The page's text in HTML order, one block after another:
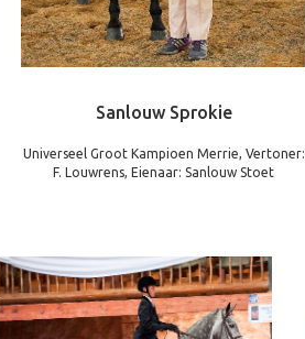
Sanlouw Sprokie
Universeel Groot Kampioen Merrie, Vertoner:
F. Louwrens, Eienaar: Sanlouw Stoet